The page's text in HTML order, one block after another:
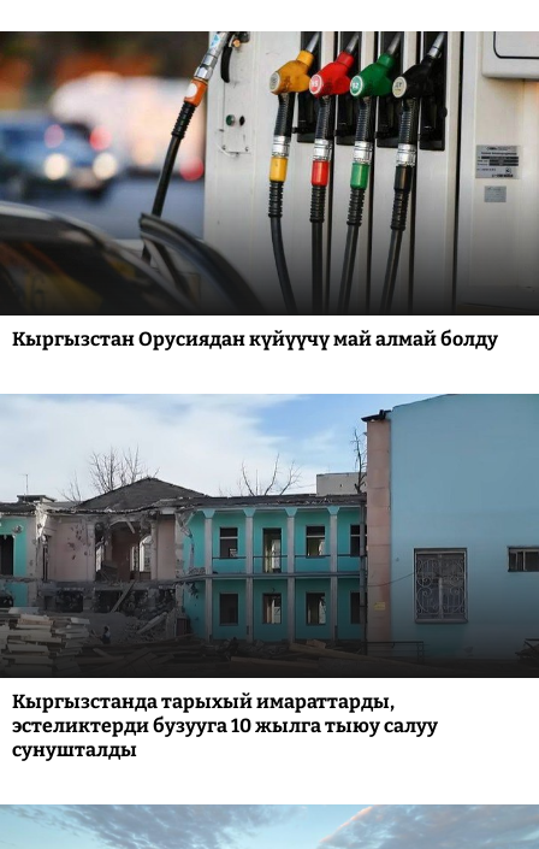
Кыргызстан Орусиядан күйүүчү май алмай болду
Кыргызстанда тарыхый имараттарды,
эстеликтерди бузууга 10 жылга тыюу салуу
сунушталды